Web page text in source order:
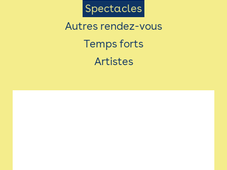
AVEC LES PUBLICS
ACCESSIBILITÉ
LES PRODUCTIONS
Menu
Saison
Spectacles
Autres rendez-vous
Temps forts
Artistes